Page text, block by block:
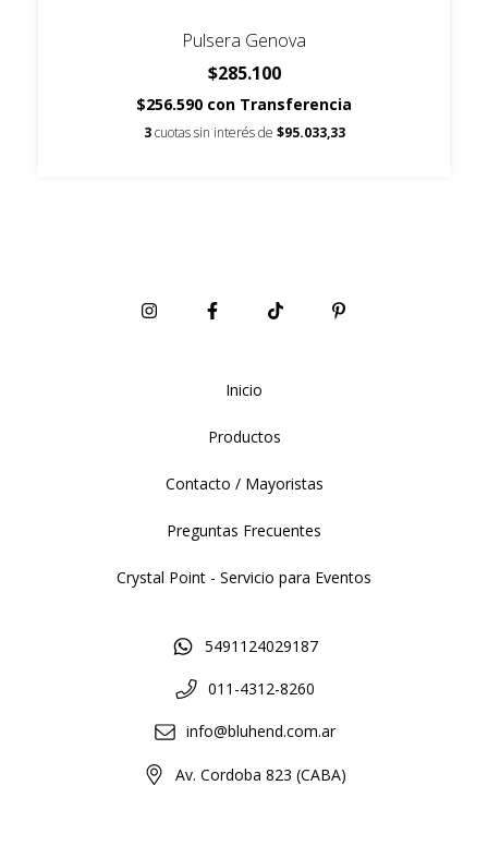
Pulsera Genova
$285.100
$256.590 con Transferencia
3 cuotas sin interés de $95.033,33
Inicio
Productos
Contacto / Mayoristas
Preguntas Frecuentes
Crystal Point - Servicio para Eventos
5491124029187
011-4312-8260
info@bluhend.com.ar
Av. Cordoba 823 (CABA)